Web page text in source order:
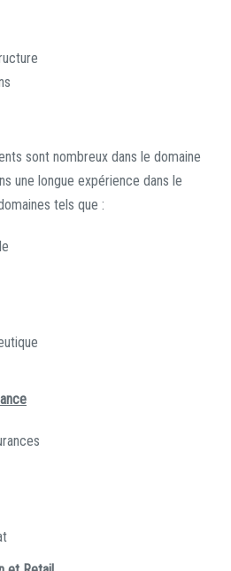
sont nombreux dans le domaine
une longue expérience dans le
tels que :